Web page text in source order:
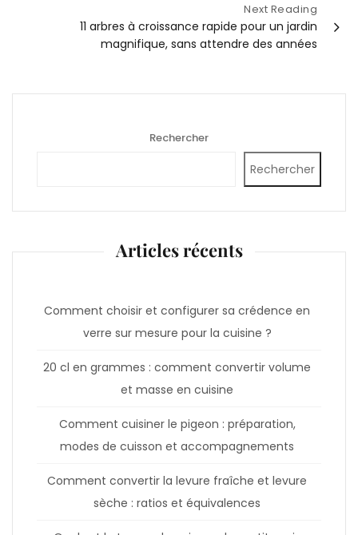
Next Reading
11 arbres à croissance rapide pour un jardin
magnifique, sans attendre des années
Rechercher
Rechercher
Articles récents
Comment choisir et configurer sa crédence en
verre sur mesure pour la cuisine ?
20 cl en grammes : comment convertir volume
et masse en cuisine
Comment cuisiner le pigeon : préparation,
modes de cuisson et accompagnements
Comment convertir la levure fraîche et levure
sèche : ratios et équivalences